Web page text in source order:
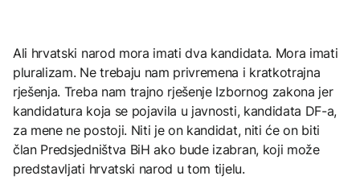
Ali hrvatski narod mora imati dva kandidata. Mora imati
pluralizam. Ne trebaju nam privremena i kratkotrajna
rješenja. Treba nam trajno rješenje Izbornog zakona jer
kandidatura koja se pojavila u javnosti, kandidata DF-a,
za mene ne postoji. Niti je on kandidat, niti će on biti
član Predsjedništva BiH ako bude izabran, koji može
predstavljati hrvatski narod u tom tijelu.